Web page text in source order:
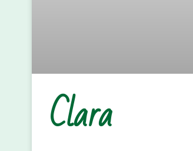
Clara